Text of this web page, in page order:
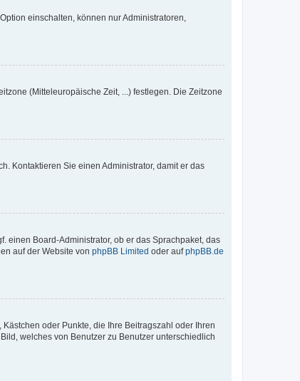
einschalten, können nur Administratoren,
(Mitteleuropäische Zeit, ...) festlegen. Die Zeitzone
Kontaktieren Sie einen Administrator, damit er das
einen Board-Administrator, ob er das Sprachpaket, das
auf der Website von phpBB Limited oder aufphpBB.de
oder Punkte, die Ihre Beitragszahl oder Ihren
welches von Benutzer zu Benutzer unterschiedlich